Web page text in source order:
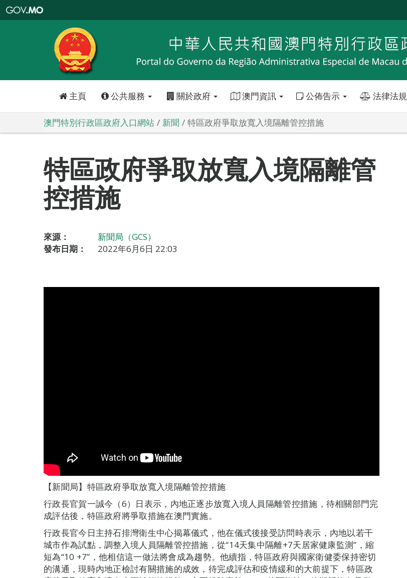
特
政
區
政
口
主頁 公共服務 關於政府 澳門資訊 公佈告示 法律法規
澳門特別行政區政府入口網站 新聞 特區政府爭取放寬入境隔離管控措施
特區政府爭取放寬入境隔離管
控措施
來源：
新聞局（GCS）
發布日期：
2022年6月6日 22:03
【新聞局】特區政府爭取放寬入境隔離管控措施
行政長官賀一誠今（6）日表示，內地正逐步放寬入境人員隔離管控措施，待相關部門完
成評估後，特區政府將爭取措施在澳門實施。
行政長官今日主持石排灣衛生中心揭幕儀式，他在儀式後接受訪問時表示，內地以若干
城市作為試點，調整入境人員隔離管控措施，從“14天集中隔離+7天居家健康監測”，縮
短為“10 +7”，他相信這一做法將會成為趨勢。他續指，特區政府與國家衛健委保持密切
的溝通，現時內地正檢討有關措施的成效，待完成評估和疫情緩和的大前提下，特區政